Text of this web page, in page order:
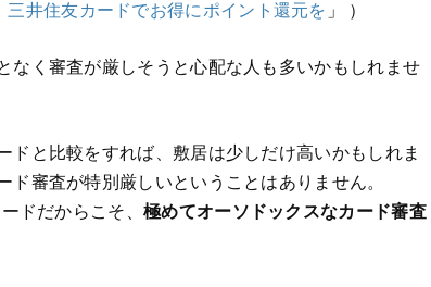
井住友カードでお得にポイント還元を 」 ）
なく審査が厳しそうと心配な人も多いかもしれませ
と比較をすれば、敷居は少しだけ高いかもしれま
審査が特別厳しいということはありません。
ドだからこそ、 極めてオーソドックスなカード審査